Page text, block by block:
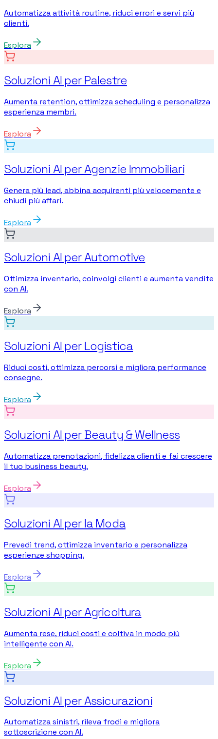
Automatizza attività routine, riduci errori e servi più
clienti.
Esplora
Soluzioni AI per Palestre
Aumenta retention, ottimizza scheduling e personalizza
esperienza membri.
Esplora
Soluzioni AI per Agenzie Immobiliari
Genera più lead, abbina acquirenti più velocemente e
chiudi più affari.
Esplora
Soluzioni AI per Automotive
Ottimizza inventario, coinvolgi clienti e aumenta vendite
con AI.
Esplora
Soluzioni AI per Logistica
Riduci costi, ottimizza percorsi e migliora performance
consegne.
Esplora
Soluzioni AI per Beauty & Wellness
Automatizza prenotazioni, fidelizza clienti e fai crescere
il tuo business beauty.
Esplora
Soluzioni AI per la Moda
Prevedi trend, ottimizza inventario e personalizza
esperienze shopping.
Esplora
Soluzioni AI per Agricoltura
Aumenta rese, riduci costi e coltiva in modo più
intelligente con AI.
Esplora
Soluzioni AI per Assicurazioni
Automatizza sinistri, rileva frodi e migliora
sottoscrizione con AI.